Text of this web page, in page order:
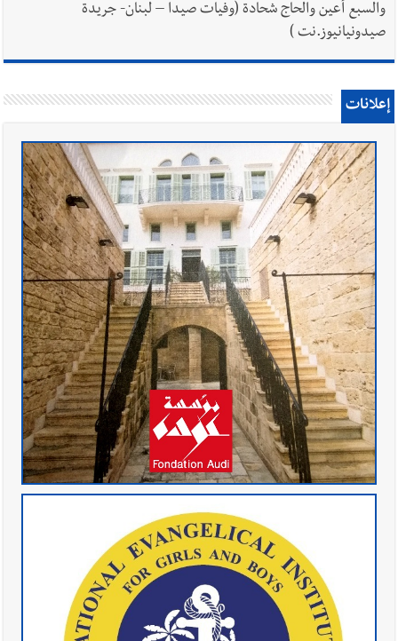
والسبع أعين والحاج شحادة (وفيات صيدا – لبنان- جريدة
صيدونيانيوز.نت )
إعلانات